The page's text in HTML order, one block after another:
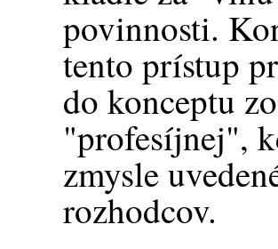
povinnosti.
tento prístup
do konceptu
"profesíjnej",
zmysle
rozhodcov.